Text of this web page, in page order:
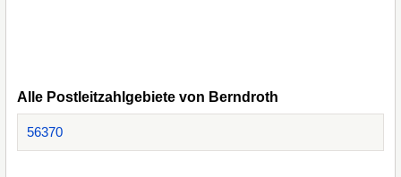
Alle Postleitzahlgebiete von Berndroth
56370